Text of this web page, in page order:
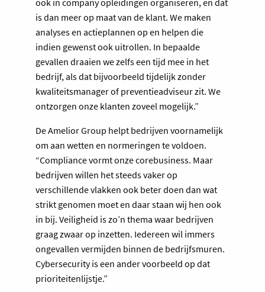
is dan meer op maat van de klant. We maken
analyses en actieplannen op en helpen die
indien gewenst ook uitrollen. In bepaalde
gevallen draaien we zelfs een tijd mee in het
bedrijf, als dat bijvoorbeeld tijdelijk zonder
kwaliteitsmanager of preventieadviseur zit. We
ontzorgen onze klanten zoveel mogelijk.”
De Amelior Group helpt bedrijven voornamelijk
om aan wetten en normeringen te voldoen.
“Compliance vormt onze corebusiness. Maar
bedrijven willen het steeds vaker op
verschillende vlakken ook beter doen dan wat
strikt genomen moet en daar staan wij hen ook
in bij. Veiligheid is zo’n thema waar bedrijven
graag zwaar op inzetten. Iedereen wil immers
ongevallen vermijden binnen de bedrijfsmuren.
Cybersecurity is een ander voorbeeld op dat
prioriteitenlijstje.”